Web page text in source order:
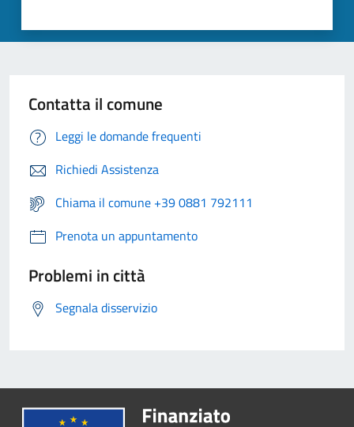
Contatta il comune
Leggi le domande frequenti
Richiedi Assistenza
Chiama il comune +39 0881 792111
Prenota un appuntamento
Problemi in città
Segnala disservizio